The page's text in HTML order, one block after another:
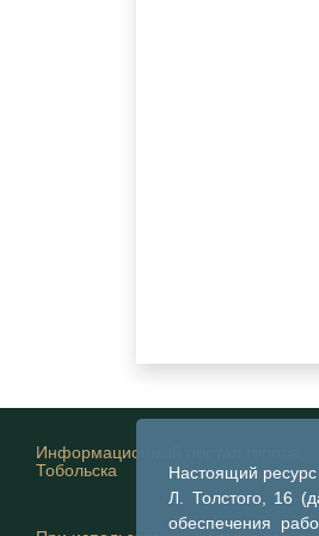
Настоящий
Л. Толстого, 16
обеспечения
Информационный портал города
Тобольска